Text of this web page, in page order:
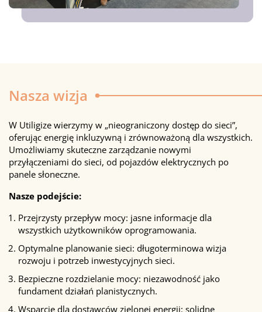
Nasza wizja
W Utiligize wierzymy w „nieograniczony dostęp do sieci”,
oferując energię inkluzywną i zrównoważoną dla wszystkich.
Umożliwiamy skuteczne zarządzanie nowymi
przyłączeniami do sieci, od pojazdów elektrycznych po
panele słoneczne.
Nasze podejście:
Przejrzysty przepływ mocy: jasne informacje dla
wszystkich użytkowników oprogramowania.
Optymalne planowanie sieci: długoterminowa wizja
rozwoju i potrzeb inwestycyjnych sieci.
Bezpieczne rozdzielanie mocy: niezawodność jako
fundament działań planistycznych.
Wsparcie dla dostawców zielonej energii: solidne